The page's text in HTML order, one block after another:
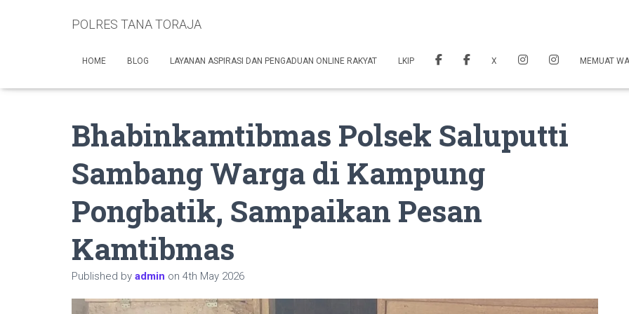
POLRES TANA TORAJA
HOME BLOG LAYANAN ASPIRASI DAN PENGADUAN ONLINE RAKYAT LKIP X MEMUAT
Bhabinkamtibmas Polsek Saluputti
Sambang Warga di Kampung
Pongbatik, Sampaikan Pesan
Kamtibmas
Published by admin on 4th May 2026